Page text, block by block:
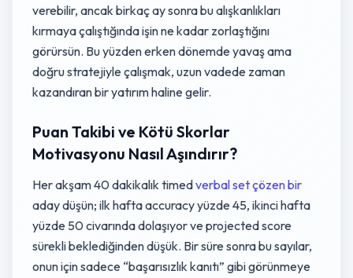
verebilir, ancak birkaç ay sonra bu alışkanlıkları
kırmaya çalıştığında işin ne kadar zorlaştığını
görürsün. Bu yüzden erken dönemde yavaş ama
doğru stratejiyle çalışmak, uzun vadede zaman
kazandıran bir yatırım haline gelir.
Puan Takibi ve Kötü Skorlar
Motivasyonu Nasıl Aşındırır?
Her akşam 40 dakikalık timedverbal set çözen bir
aday düşün; ilk hafta accuracy yüzde 45, ikinci hafta
yüzde 50 civarında dolaşıyor ve projected score
sürekli beklediğinden düşük. Bir süre sonra bu sayılar,
onun için sadece “başarısızlık kanıtı” gibi görünmeye